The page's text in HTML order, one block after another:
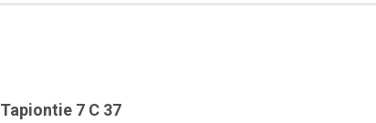
Tapiontie 7 C 37